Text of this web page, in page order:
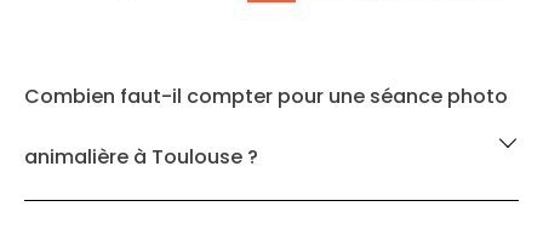
Combien faut-il compter pour une séance photo
animalière à Toulouse ?